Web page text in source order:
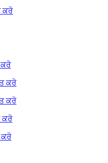
ਕਰੋ
ਕਰੋ
ਕਰੋ
ਕਰੋ
ਕਰੋ
ਕਰੋ